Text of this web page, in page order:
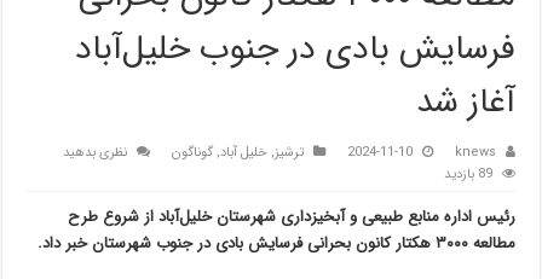
فرسایش بادی در جنوب خلیل‌آباد
آغاز شد
knews
2024-11-10 ترشیز,خلیل آباد,گوناگون
نظری بدهید
89 بازدید
رئیس اداره منابع طبیعی و آبخیزداری شهرستان خلیل‌آباد از شروع طرح
مطالعه ۳۰۰۰ هکتار کانون بحرانی فرسایش بادی در جنوب شهرستان خبر داد.